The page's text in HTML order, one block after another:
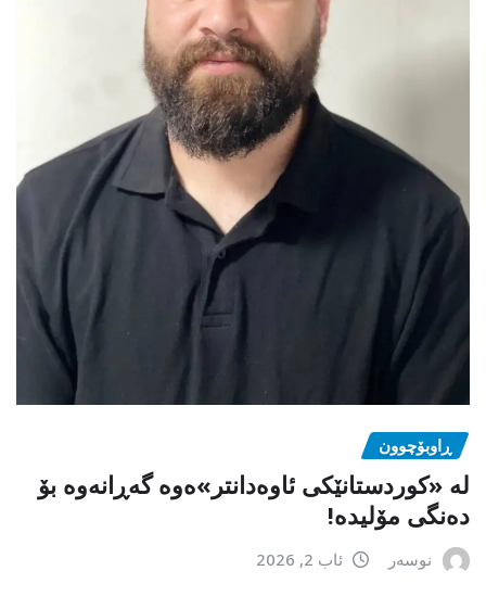
ڕاوبۆچوون
لە «کوردستانێکی ئاوەدانتر»ەوە گەڕانەوە بۆ
دەنگی مۆلیدە!
نوسەر ئاب 2, 2026